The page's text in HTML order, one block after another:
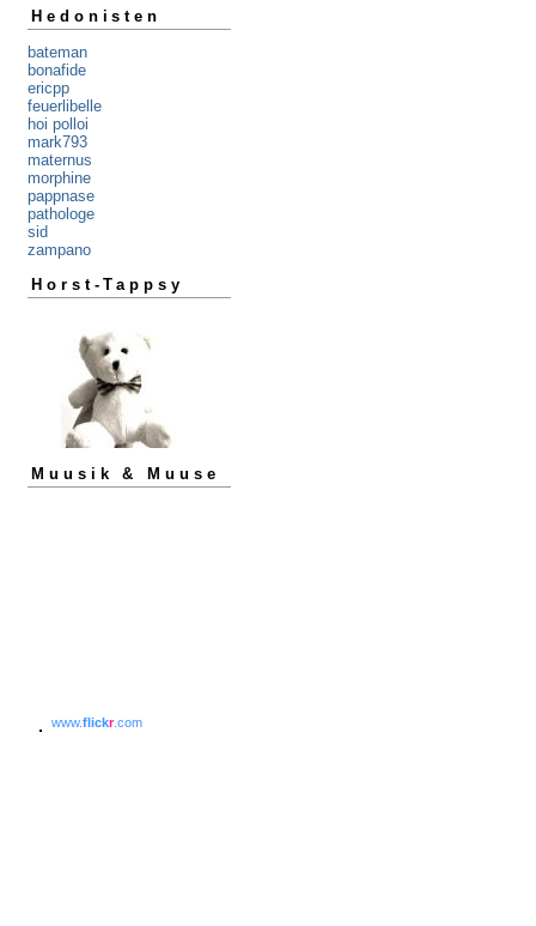
Hedonisten
bateman
bonafide
ericpp
feuerlibelle
hoi polloi
mark793
maternus
morphine
pappnase
pathologe
sid
zampano
Horst-Tappsy
Muusik & Muuse
www.flickr.com